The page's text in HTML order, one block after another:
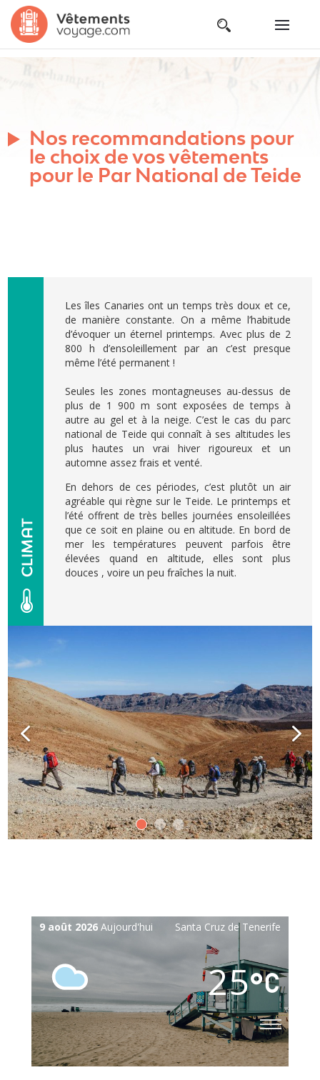
Nos recommandations pour
le choix de vos vêtements
pour le Par National de Teide
Les îles Canaries ont un temps très doux et ce,
de manière constante. On a même l’habitude
d’évoquer un éternel printemps. Avec plus de 2
800 h d’ensoleillement par an c’est presque
même l’été permanent !
Seules les zones montagneuses au-dessus de
plus de 1 900 m sont exposées de temps à
autre au gel et à la neige. C’est le cas du parc
national de Teide qui connaît à ses altitudes les
plus hautes un vrai hiver rigoureux et un
automne assez frais et venté.
En dehors de ces périodes, c’est plutôt un air
agréable qui règne sur le Teide. Le printemps et
l’été offrent de très belles journées ensoleillées
que ce soit en plaine ou en altitude. En bord de
mer les températures peuvent parfois être
élevées quand en altitude, elles sont plus
douces , voire un peu fraîches la nuit.
9 août 2026Aujourd'hui Santa Cruz de Tenerife
25